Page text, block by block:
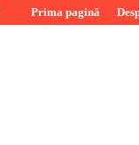
Prima pagină